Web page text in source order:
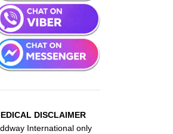
DISCLAIMER
International only